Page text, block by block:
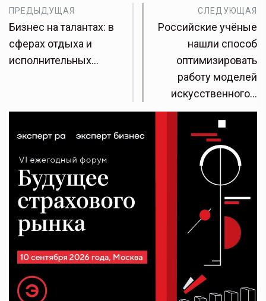
ПРЕДЫДУЩАЯ
Бизнес на талантах: в
сферах отдыха и
исполнительных…
СЛЕДУЮЩАЯ
Российские учёные
нашли способ
оптимизировать
работу моделей
искусственного…